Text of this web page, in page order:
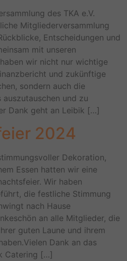
des TKA e.V.
Mitgliederversammlung
Entscheidungen und
mit unseren
wir nicht nur wichtige
und zukünftige
sondern auch die
und zu
Dank geht an Leibik […]
2024
Dekoration,
Essen hatten wir eine
Wir haben
die festliche Stimmung
nach Hause
an alle Mitglieder, die
guten Laune und ihrem
Dank an das
Catering […]